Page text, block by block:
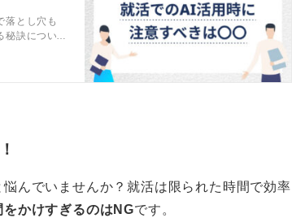
落とし穴も
秘訣につい
ールの特
んでいませんか？就活は限られた時間で効率
をかけすぎるのはNGです。